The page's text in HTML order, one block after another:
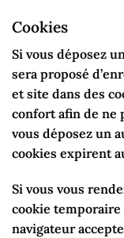
Cookies
Si vous déposez
sera proposé
et site dans des
confort afin de ne
vous déposez un
cookies expirent
Si vous vous
cookie
navigateur